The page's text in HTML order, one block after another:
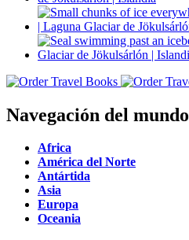
Navegación del mundo
Africa
América del Norte
Antártida
Asia
Europa
Oceania